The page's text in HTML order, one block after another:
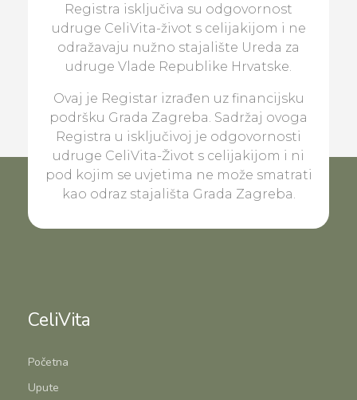
Registra isključiva su odgovornost
udruge CeliVita-život s celijakijom i ne
odražavaju nužno stajalište Ureda za
udruge Vlade Republike Hrvatske.
Ovaj je Registar izrađen uz financijsku
podršku Grada Zagreba. Sadržaj ovoga
Registra u isključivoj je odgovornosti
udruge CeliVita-Život s celijakijom i ni
pod kojim se uvjetima ne može smatrati
kao odraz stajališta Grada Zagreba.
CeliVita
Početna
Upute